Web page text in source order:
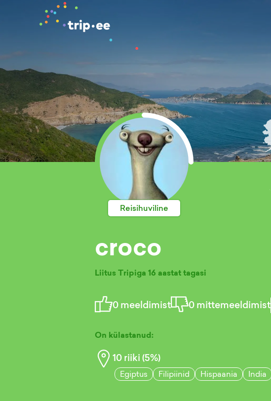
Reisihuviline
croco
Liitus Tripiga 16 aastat tagasi
0meeldimist 0mittemeeldimist
On külastanud:
10riiki (5%)
Egiptus Filipiinid Hispaania India